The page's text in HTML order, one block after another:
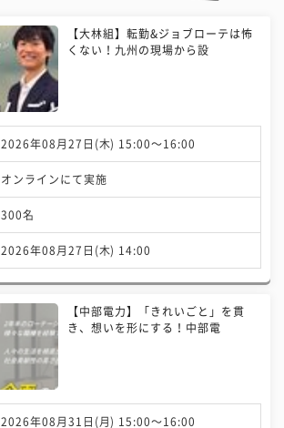
【大林組】転勤&ジョブローテは怖
くない！九州の現場から設
2026年08月27日(木) 15:00〜16:00
オンラインにて実施
300名
2026年08月27日(木) 14:00
【中部電力】「きれいごと」を貫
き、想いを形にする！中部電
2026年08月31日(月) 15:00〜16:00